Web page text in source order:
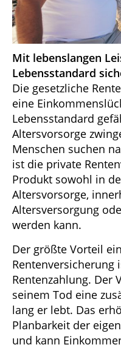
Mit lebenslangen
Lebensstandard
Die gesetzliche
eine
Lebensstandard
Altersvorsorge
Menschen suchen
ist die private
Produkt sowohl in
Altersvorsorge,
Altersversorgung
werden kann.
Der größte Vorteil
Rentenversicherung
Rentenzahlung. Der
seinem Tod eine
lang er lebt. Das
Planbarkeit der
und kann